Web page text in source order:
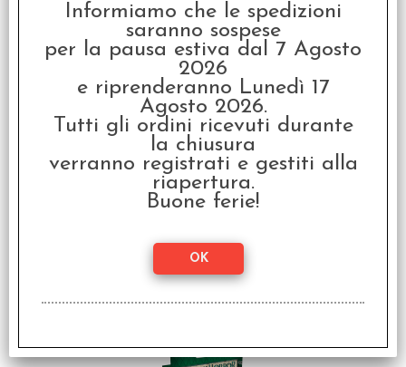
Arkham Horror LCG -
Investigatore Tommy
Muldoon
€16,99
Arkham Horror LCG -
Investigatore Carolyn
Fern
€16,99
Informiamo che le spedizioni
saranno sospese
per la pausa estiva dal 7 Agosto
2026
e riprenderanno Lunedì 17
Agosto 2026.
Tutti gli ordini ricevuti durante
la chiusura
verranno registrati e gestiti alla
riapertura.
Buone ferie!